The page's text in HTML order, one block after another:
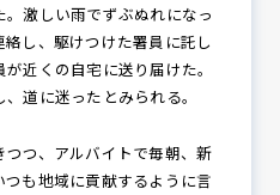
激しい雨でずぶぬれになっ
し、駆けつけた署員に託し
近くの自宅に送り届けた。
道に迷ったとみられる。
つ、アルバイトで毎朝、新
も地域に貢献するように言